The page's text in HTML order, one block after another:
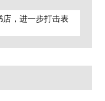
，进一步打击表